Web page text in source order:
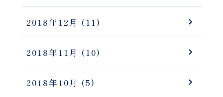
2018年12月 (11)
2018年11月 (10)
2018年10月 (5)